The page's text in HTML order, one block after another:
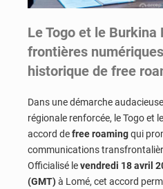
Le Togo et le Burkina
frontières
historique de free
Dans une démarche
régionale renforcée, le Togo et
accord defree roamingqui
communications
Officialisé levendredi 18 avril
(GMT)à Lomé, cet accord